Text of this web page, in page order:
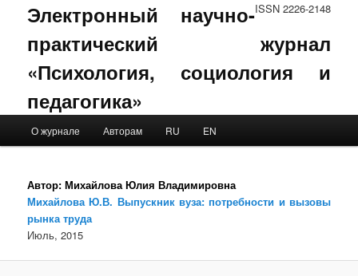
ISSN 2226-2148
Электронный научно-
практический журнал
«Психология, социология и
педагогика»
Skip to primary content
Skip to secondary content
О журнале Авторам RU EN
Автор: Михайлова Юлия Владимировна
Михайлова Ю.В. Выпускник вуза: потребности и вызовы
рынка труда
Июль, 2015